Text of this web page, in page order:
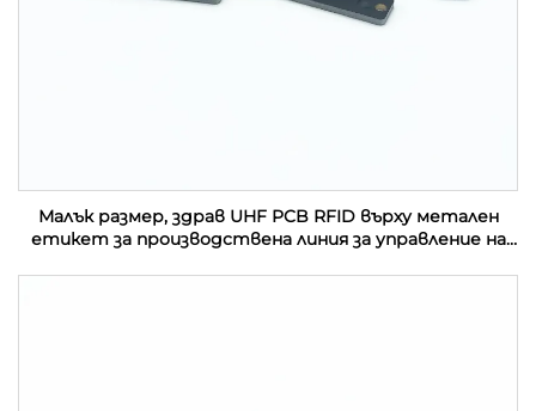
Малък размер, здрав UHF PCB RFID върху метален
етикет за производствена линия за управление на